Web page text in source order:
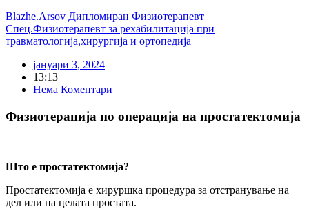
Blazhe.Arsov Дипломиран Физиотерапевт
Спец.Физиотерапевт за рехабилитација при
травматологија,хирургија и ортопедија
јануари 3, 2024
13:13
Нема Коментари
Физиотерапија по операција на простатектомија
Што е простатектомија?
Простатектомија е хируршка процедура за отстранување на
дел или на целата простата.